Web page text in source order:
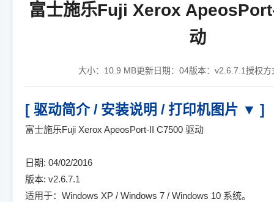
富士施乐Fuji Xerox
动
大小： 10.9 MB更新日期： 04版本： v2.6.7.1授权
[ 驱动简介 / 安装说明 / 打印机图片 ▼ ]
富士施乐Fuji Xerox ApeosPort-II C7500 驱动
日期: 04/02/2016
版本: v2.6.7.1
适用于：Windows XP / Windows 7 / Windows 10 系统。